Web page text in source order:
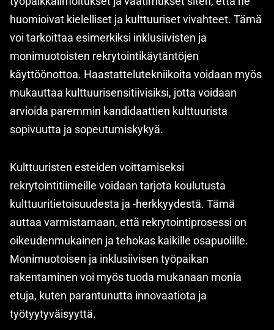
huomioivat kielelliset ja kulttuuriset vivahteet. Tämä
voi tarkoittaa esimerkiksi inklusiivisten ja
monimuotoisten rekrytointikäytäntöjen
käyttöönottoa. Haastattelutekniikoita voidaan myös
mukauttaa kulttuurisensitiivisiksi, jotta voidaan
arvioida paremmin kandidaattien kulttuurista
sopivuutta ja sopeutumiskykyä.
Kulttuuristen esteiden voittamiseksi
rekrytointitiimeille voidaan tarjota koulutusta
kulttuuritietoisuudesta ja -herkkyydestä. Tämä
auttaa varmistamaan, että rekrytointiprosessi on
oikeudenmukainen ja tehokas kaikille osapuolille.
Monimuotoisen ja inklusiivisen työpaikan
rakentaminen voi myös tuoda mukanaan monia
etuja, kuten parantunutta innovaatiota ja
työtyytyväisyyttä.